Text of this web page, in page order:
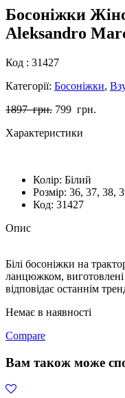
Босоніжки
Aleksandro
Код : 31427
Категорії: Босоніжки,
1897 грн. 799 грн.
Характеристики
Колір: Білий
Розмiр: 36, 37, 38,
Код: 31427
Опис
​Білі босоніжки на
ланцюжком, виготовлені
відповідає останнім
Немає в наявності
Compare
Вам також може